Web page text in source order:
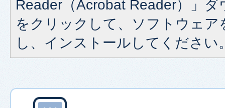
Reader（Acrobat Reader）」
をクリックして、ソフトウェア
し、インストールしてください